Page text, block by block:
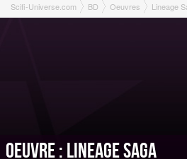
Scifi-Universe.com BD Oeuvres Lineage
Oeuvre : Lineage Saga